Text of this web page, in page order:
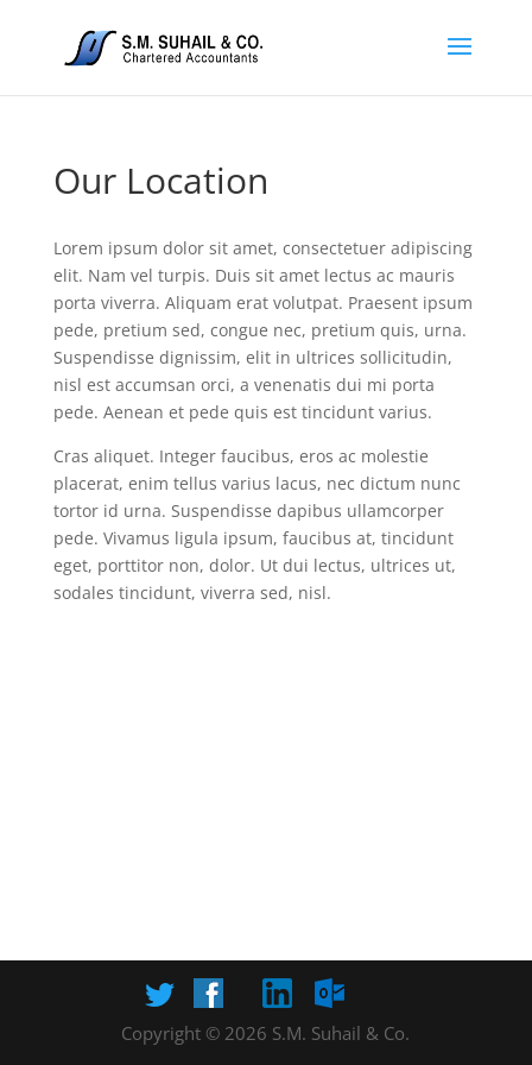
Our Location
Lorem ipsum dolor sit amet, consectetuer adipiscing
elit. Nam vel turpis. Duis sit amet lectus ac mauris
porta viverra. Aliquam erat volutpat. Praesent ipsum
pede, pretium sed, congue nec, pretium quis, urna.
Suspendisse dignissim, elit in ultrices sollicitudin,
nisl est accumsan orci, a venenatis dui mi porta
pede. Aenean et pede quis est tincidunt varius.
Cras aliquet. Integer faucibus, eros ac molestie
placerat, enim tellus varius lacus, nec dictum nunc
tortor id urna. Suspendisse dapibus ullamcorper
pede. Vivamus ligula ipsum, faucibus at, tincidunt
eget, porttitor non, dolor. Ut dui lectus, ultrices ut,
sodales tincidunt, viverra sed, nisl.
Copyright © 2026 S.M. Suhail & Co.